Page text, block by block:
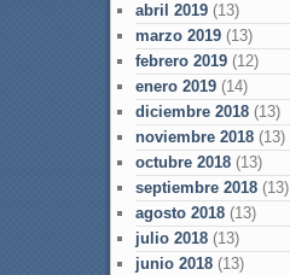
abril 2019(13)
marzo 2019(13)
febrero 2019(12)
enero 2019(14)
diciembre 2018(13)
noviembre 2018(13)
octubre 2018(13)
septiembre 2018(13)
agosto 2018(13)
julio 2018(13)
junio 2018(13)